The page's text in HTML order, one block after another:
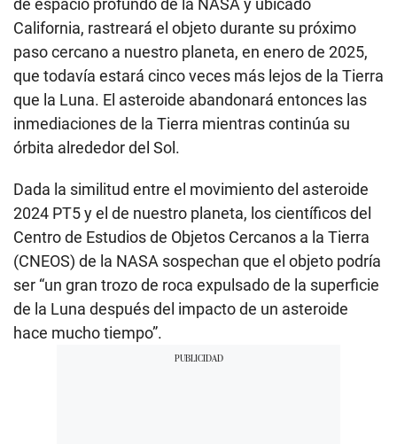
de espacio profundo de la NASA y ubicado
California, rastreará el objeto durante su próximo
paso cercano a nuestro planeta, en enero de 2025,
que todavía estará cinco veces más lejos de la Tierra
que la Luna. El asteroide abandonará entonces las
inmediaciones de la Tierra mientras continúa su
órbita alrededor del Sol.
Dada la similitud entre el movimiento del asteroide
2024 PT5 y el de nuestro planeta, los científicos del
Centro de Estudios de Objetos Cercanos a la Tierra
(CNEOS) de la NASA sospechan que el objeto podría
ser “un gran trozo de roca expulsado de la superficie
de la Luna después del impacto de un asteroide
hace mucho tiempo”.